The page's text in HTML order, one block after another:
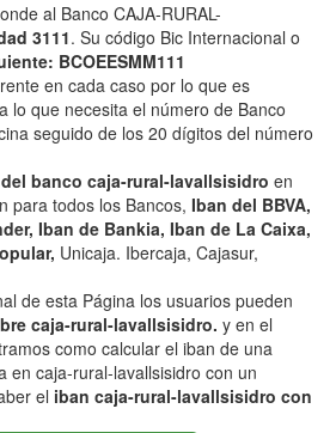
al Banco CAJA-RURAL-
3111. Su código Bic Internacional o
BCOEESMM111
en cada caso por lo que es
lo que necesita el número de Banco
seguido de los 20 dígitos del número
banco caja-rural-lavallsisidro en
para todos los Bancos, Iban del BBVA,
Iban de Bankia, Iban de La Caixa,
Unicaja. Ibercaja, Cajasur,
de esta Página los usuarios pueden
caja-rural-lavallsisidro. y en el
como calcular el iban de una
en caja-rural-lavallsisidro con un
el iban caja-rural-lavallsisidro con